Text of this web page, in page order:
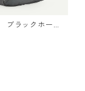
ブラックホー
・MLC 22L (カ
Micro MLC® Bac
本正規品 製品